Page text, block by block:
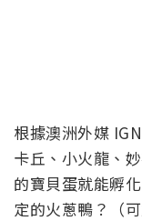
根據澳洲外媒
卡丘、小火龍、
的寶貝蛋就能孵
定的火蔥鴨？（